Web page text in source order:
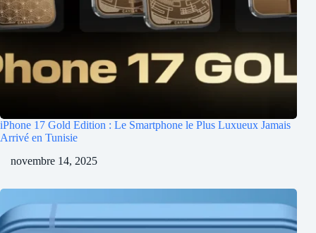
iPhone 17 Gold Edition : Le Smartphone le Plus Luxueux Jamais
Arrivé en Tunisie
novembre 14, 2025